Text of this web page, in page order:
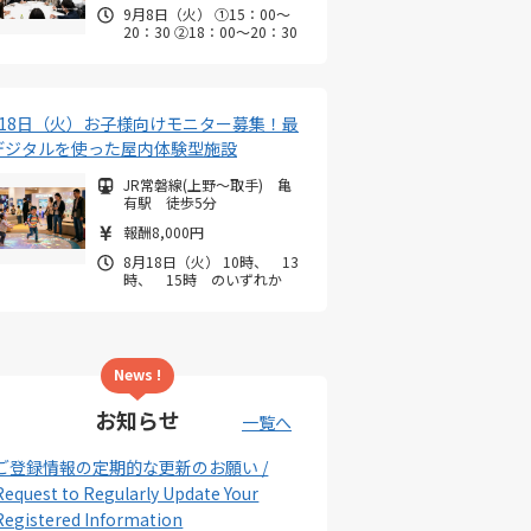
9月8日（火） ①15：00～
20：30 ②18：00～20：30
日（火）お子様向けモニター募集！最
ジタルを使った屋内体験型施設
JR常磐線(上野～取手) 亀
有駅 徒歩5分
報酬8,000円
8月18日（火） 10時、 13
時、 15時 のいずれか
News !
お知らせ
一覧へ
登録情報の定期的な更新のお願い /
to Regularly Update Your
Information